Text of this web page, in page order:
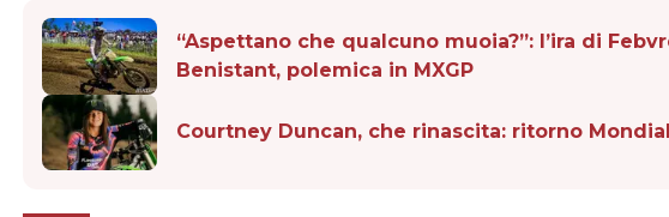
“Aspettano che qualcuno muoia?”: l’ira di
Benistant, polemica in MXGP
Courtney Duncan, che rinascita: ritorno